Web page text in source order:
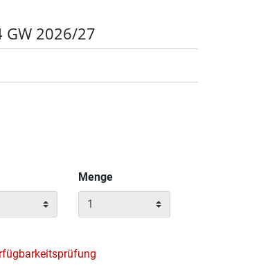
GW 2026/27
Menge